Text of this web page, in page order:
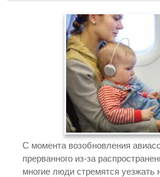
С момента возобновления
прерванного из-за
многие люди стремятся уезжать